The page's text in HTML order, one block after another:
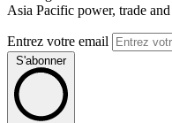
Asia Pacific power, trade and
Entrez votre email
S'abonner